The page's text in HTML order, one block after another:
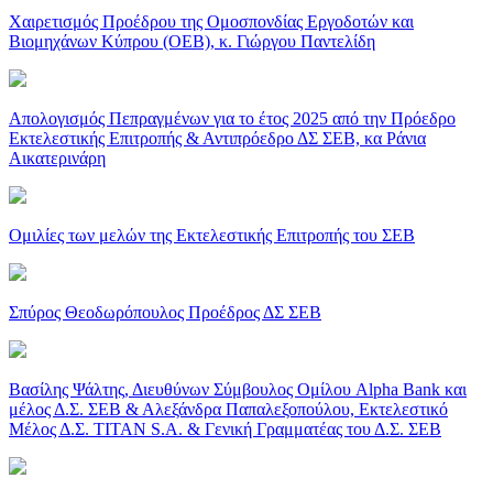
Χαιρετισμός Προέδρου της Ομοσπονδίας Εργοδοτών και
Βιομηχάνων Κύπρου (ΟΕΒ), κ. Γιώργου Παντελίδη
Απολογισμός Πεπραγμένων για το έτος 2025 από την Πρόεδρο
Εκτελεστικής Επιτροπής & Αντιπρόεδρο ΔΣ ΣΕΒ, κα Ράνια
Αικατερινάρη
Ομιλίες των μελών της Εκτελεστικής Επιτροπής του ΣΕΒ
Σπύρος Θεοδωρόπουλος Προέδρος ΔΣ ΣΕΒ
Βασίλης Ψάλτης, Διευθύνων Σύμβουλος Ομίλου Alpha Bank και
μέλος Δ.Σ. ΣΕΒ & Αλεξάνδρα Παπαλεξοπούλου, Εκτελεστικό
Μέλος Δ.Σ. ΤΙΤΑΝ S.A. & Γενική Γραμματέας του Δ.Σ. ΣΕΒ